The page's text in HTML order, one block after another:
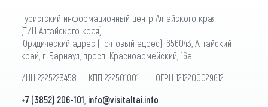
Туристский информационный центр Алтайского края
(ТИЦ Алтайского края)
Юридический адрес (почтовый адрес): 656043, Алтайский
край, г. Барнаул, просп. Красноармейский, 16а
ИНН 2225223458 КПП 222501001 ОГРН 1212200029612
+7 (3852) 206-101 info@visitaltai.info